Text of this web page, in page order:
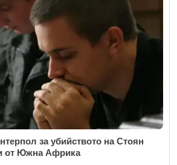
за убийството на Стоян
от Южна Африка